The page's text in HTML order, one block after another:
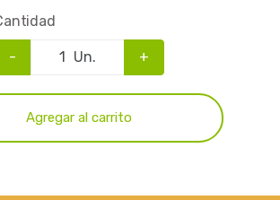
- Un. +
Agregar al carrito